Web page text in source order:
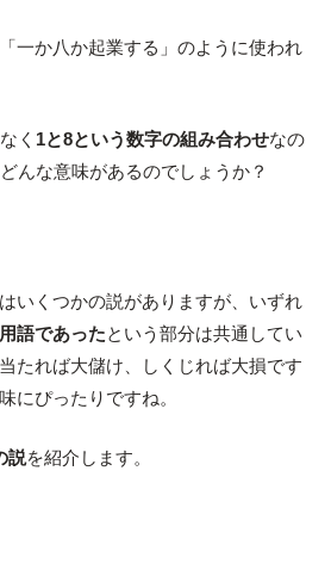
一か八か起業する」のように使われ
く 1と8という数字の組み合わせなの
んな意味があるのでしょうか？
いくつかの説がありますが、いずれ
語であったという部分は共通してい
たれば大儲け、しくじれば大損です
にぴったりですね。
説を紹介します。